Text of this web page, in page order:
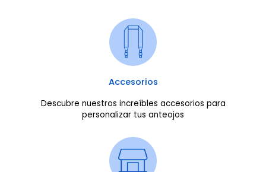
Accesorios
Descubre nuestros increíbles accesorios para
personalizar tus anteojos